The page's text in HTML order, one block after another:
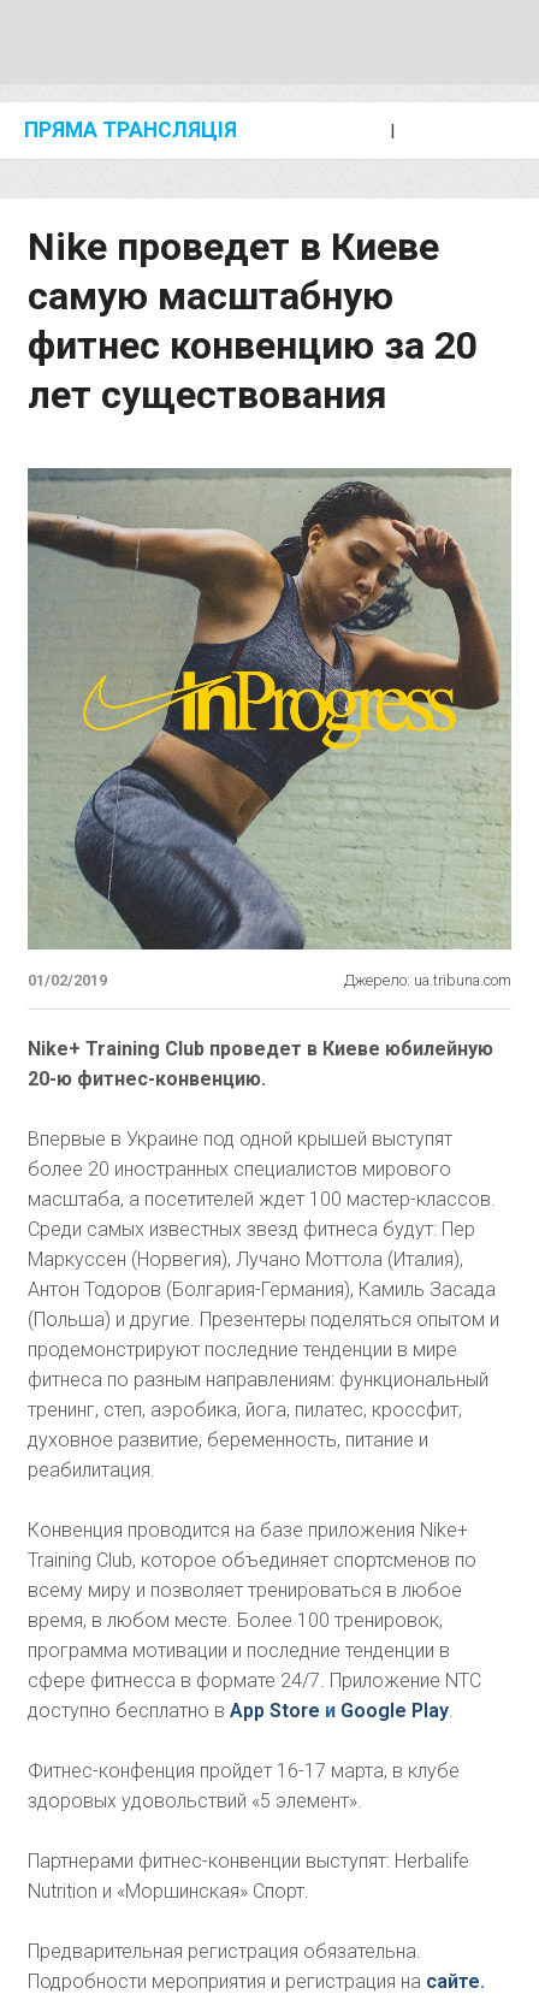
ПРЯМА ТРАНСЛЯЦІЯ I
Nike проведет в Киеве
самую масштабную
фитнес конвенцию за 20
лет существования
01/02/2019 Джерело: ua.tribuna.com
Nike+ Training Club проведет в Киеве юбилейную
20-ю фитнес-конвенцию.
Впервые в Украине под одной крышей выступят
более 20 иностранных специалистов мирового
масштаба, а посетителей ждет 100 мастер-классов.
Среди самых известных звезд фитнеса будут: Пер
Маркуссен (Норвегия), Лучано Моттола (Италия),
Антон Тодоров (Болгария-Германия), Камиль Засада
(Польша) и другие. Презентеры поделяться опытом и
продемонстрируют последние тенденции в мире
фитнеса по разным направлениям: функциональный
тренинг, степ, аэробика, йога, пилатес, кроссфит,
духовное развитие, беременность, питание и
реабилитация.
Конвенция проводится на базе приложения Nike+
Training Club, которое объединяет спортсменов по
всему миру и позволяет тренироваться в любое
время, в любом месте. Более 100 тренировок,
программа мотивации и последние тенденции в
сфере фитнесса в формате 24/7. Приложение NTC
доступно бесплатно в App Store и Google Play.
Фитнес-конфенция пройдет 16-17 марта, в клубе
здоровых удовольствий «5 элемент».
Партнерами фитнес-конвенции выступят: Herbalife
Nutrition и «Моршинская» Спорт.
Предварительная регистрация обязательна.
Подробности мероприятия и регистрация на сайте.